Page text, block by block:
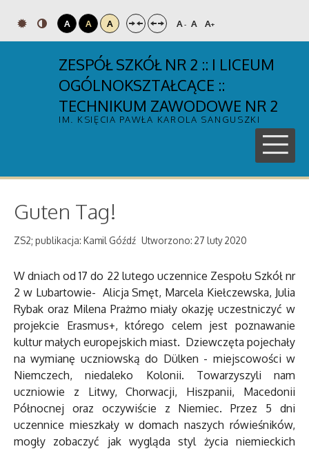
A A A A- A A+
ZESPÓŁ SZKÓŁ NR 2 :: I LICEUM
OGÓLNOKSZTAŁCĄCE ::
TECHNIKUM ZAWODOWE NR 2
IM. KSIĘCIA PAWŁA KAROLA SANGUSZKI
Guten Tag!
ZS2; publikacja: Kamil Góźdź Utworzono: 27 luty 2020
W dniach od 17 do 22 lutego uczennice Zespołu Szkół nr
2 w Lubartowie- Alicja Smęt, Marcela Kiełczewska, Julia
Rybak oraz Milena Prażmo miały okazję uczestniczyć w
projekcie Erasmus+, którego celem jest poznawanie
kultur małych europejskich miast. Dziewczęta pojechały
na wymianę uczniowską do Dülken - miejscowości w
Niemczech, niedaleko Kolonii. Towarzyszyli nam
uczniowie z Litwy, Chorwacji, Hiszpanii, Macedonii
Północnej oraz oczywiście z Niemiec. Przez 5 dni
uczennice mieszkały w domach naszych rówieśników,
mogły zobaczyć jak wygląda styl życia niemieckich